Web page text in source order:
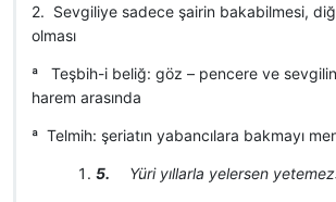
2. Sevgiliye sadece şairin bakabilmesi,
olması
ª Teşbih-i beliğ: göz – pencere ve
harem arasında
ª Telmih: şeriatın yabancılara bakmayı
5. Yüri yıllarla yelersen